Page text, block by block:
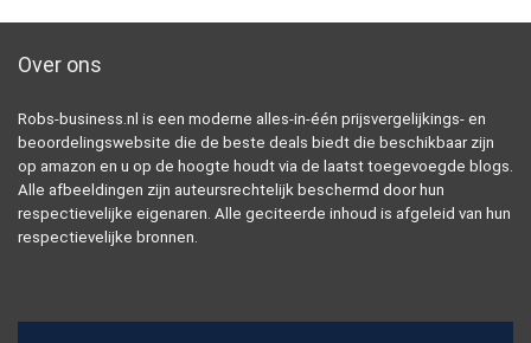
Over ons
Robs-business.nl is een moderne alles-in-één prijsvergelijkings- en
beoordelingswebsite die de beste deals biedt die beschikbaar zijn
op amazon en u op de hoogte houdt via de laatst toegevoegde blogs.
Alle afbeeldingen zijn auteursrechtelijk beschermd door hun
respectievelijke eigenaren. Alle geciteerde inhoud is afgeleid van hun
respectievelijke bronnen.